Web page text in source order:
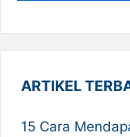
ARTIKEL
15 Cara